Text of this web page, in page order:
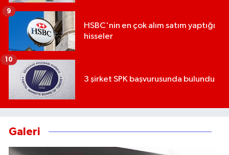
HSBC'nin en çok alım satım yaptığı
hisseler
9
3 şirket SPK başvurusunda bulundu
10
Galeri